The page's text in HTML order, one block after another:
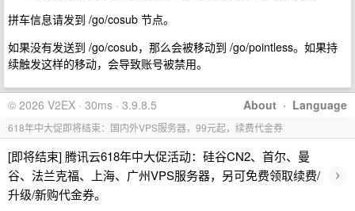
拼车信息请发到 /go/cosub 节点。
如果没有发送到 /go/cosub，那么会被移动到 /go/pointless。如果持
续触发这样的移动，会导致账号被禁用。
About · Language
© 2026 V2EX · 30ms · 3.9.8.5
618年中大促即将结束：国内外VPS服务器，99元起，续费代金券
[即将结束] 腾讯云618年中大促活动：硅谷CN2、首尔、曼
谷、法兰克福、上海、广州VPS服务器，另可免费领取续费/
升级/新购代金券。
›